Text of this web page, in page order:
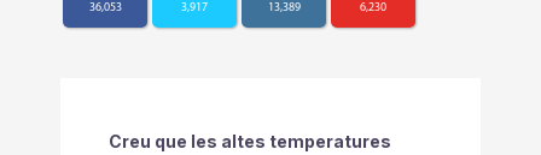
36,053 3,917 13,389 6,230
Creu que les altes temperatures